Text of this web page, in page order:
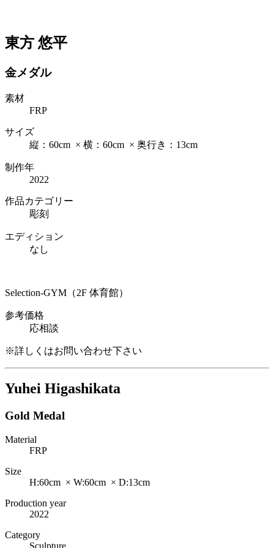
東方 悠平
金メダル
素材
FRP
サイズ
縦：60cm × 横：60cm × 奥行き：13cm
制作年
2022
作品カテゴリー
彫刻
エディション
なし
Selection-GYM（2F 体育館）
参考価格
応相談
※詳しくはお問い合わせ下さい
Yuhei Higashikata
Gold Medal
Material
FRP
Size
H:60cm × W:60cm × D:13cm
Production year
2022
Category
Sculpture